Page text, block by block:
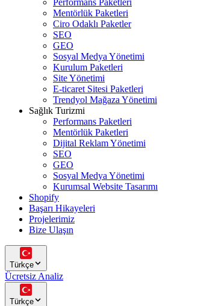
Performans Paketleri
Mentörlük Paketleri
Ciro Odaklı Paketler
SEO
GEO
Sosyal Medya Yönetimi
Kurulum Paketleri
Site Yönetimi
E-ticaret Sitesi Paketleri
Trendyol Mağaza Yönetimi
Sağlık Turizmi
Performans Paketleri
Mentörlük Paketleri
Dijital Reklam Yönetimi
SEO
GEO
Sosyal Medya Yönetimi
Kurumsal Website Tasarımı
Shopify
Başarı Hikayeleri
Projelerimiz
Bize Ulaşın
Türkçe
Ücretsiz Analiz
Türkçe